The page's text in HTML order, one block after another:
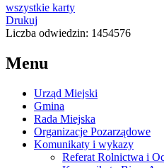
wszystkie karty
Drukuj
Liczba odwiedzin: 1454576
Menu
Urząd Miejski
Gmina
Rada Miejska
Organizacje Pozarządowe
Komunikaty i wykazy
Referat Rolnictwa i